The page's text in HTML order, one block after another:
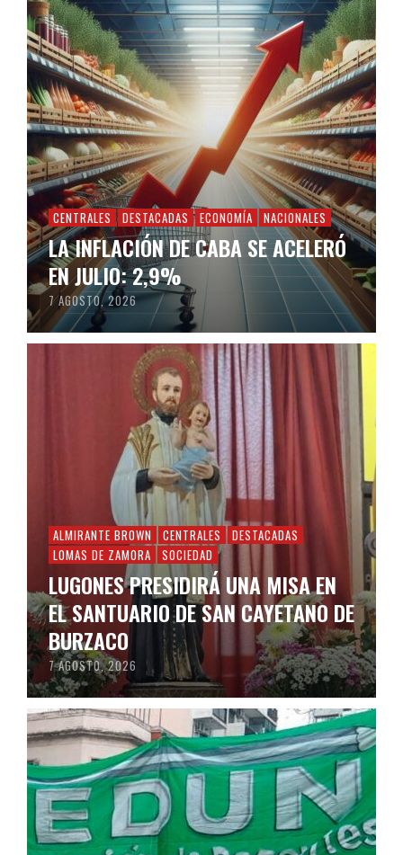
CENTRALES DESTACADAS ECONOMÍA NACIONALES
LA INFLACIÓN DE CABA SE ACELERÓ
EN JULIO: 2,9%
7 AGOSTO, 2026
ALMIRANTE BROWN CENTRALES
DESTACADAS
LOMAS DE ZAMORA
SOCIEDAD
LUGONES PRESIDIRÁ UNA MISA EN
EL SANTUARIO DE SAN CAYETANO DE
BURZACO
7 AGOSTO, 2026